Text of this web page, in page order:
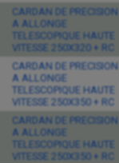
CARDAN DE PRECISION
A ALLONGE
TELESCOPIQUE HAUTE
VITESSE 250X320 + RC
CARDAN DE PRECISION
A ALLONGE
TELESCOPIQUE HAUTE
VITESSE 250X350 + RC
CARDAN DE PRECISION
A ALLONGE
TELESCOPIQUE HAUTE
VITESSE 250X350 + RC